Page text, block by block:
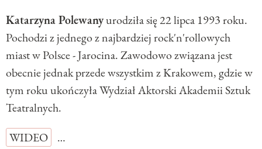
Katarzyna Polewanyurodziła się 22 lipca 1993 roku.
Pochodzi z jednego z najbardziej rock'n'rollowych
miast w Polsce - Jarocina. Zawodowo związana jest
obecnie jednak przede wszystkim z Krakowem, gdzie w
tym roku ukończyła Wydział Aktorski Akademii Sztuk
Teatralnych.
WIDEO
…